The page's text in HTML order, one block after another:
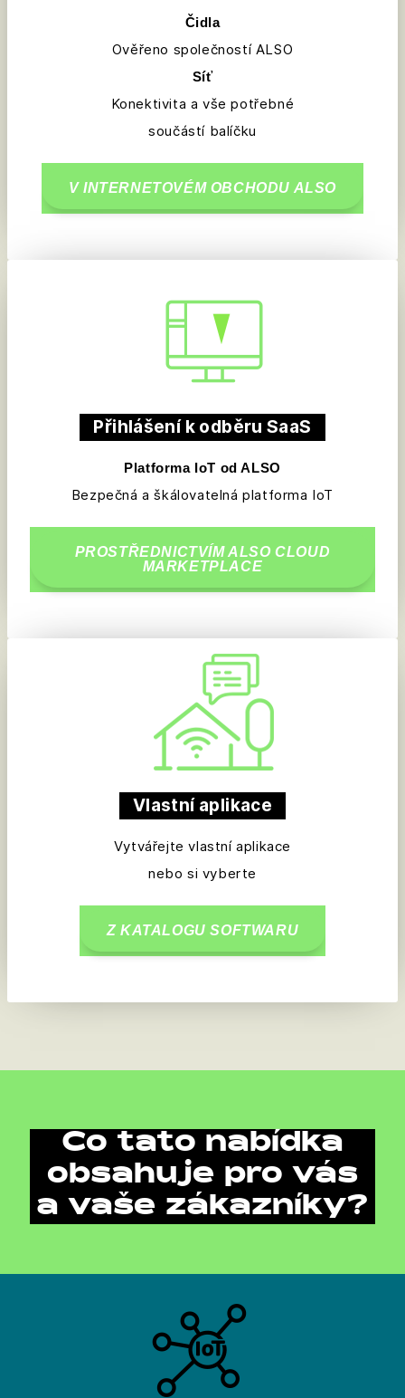
Čidla
Ověřeno společností ALSO
Síť
Konektivita a vše potřebné
součástí balíčku
V INTERNETOVÉM OBCHODU ALSO
Přihlášení k odběru SaaS
Platforma IoT od ALSO
Bezpečná a škálovatelná platforma IoT
PROSTŘEDNICTVÍM ALSO CLOUD
MARKETPLACE
Vlastní aplikace
Vytvářejte vlastní aplikace
nebo si vyberte
Z KATALOGU SOFTWARU
Co tato nabídka
obsahuje pro vás
a vaše zákazníky?